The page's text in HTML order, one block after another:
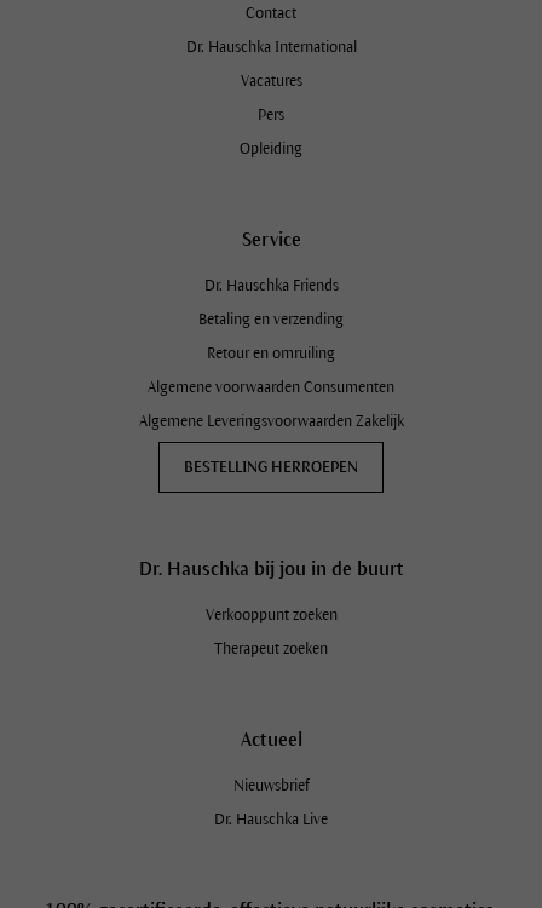
Contact
Dr. Hauschka International
Vacatures
Pers
Opleiding
Service
Dr. Hauschka Friends
Betaling en verzending
Retour en omruiling
Algemene voorwaarden Consumenten
Algemene Leveringsvoorwaarden Zakelijk
BESTELLING HERROEPEN
Dr. Hauschka bij jou in de buurt
Verkooppunt zoeken
Therapeut zoeken
Actueel
Nieuwsbrief
Dr. Hauschka Live